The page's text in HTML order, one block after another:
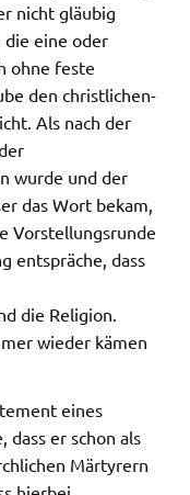
nicht gläubig
eine oder
ohne feste
den christlichen-
Als nach der
wurde und der
das Wort bekam,
Vorstellungsrunde
entspräche, dass
die Religion.
wieder kämen
eines
dass er schon als
Märtyrern